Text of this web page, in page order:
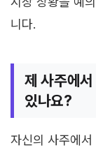
니다.
제 사주에
있나요?
자신의 사주에